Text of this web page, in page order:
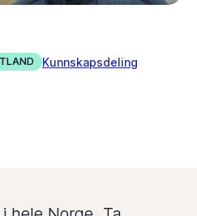
Kunnskapsdeling